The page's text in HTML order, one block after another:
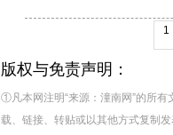
1
版权与免责声明：
①凡本网注明“来源：潼南网”的所
载、链接、转贴或以其他方式复制